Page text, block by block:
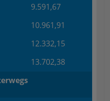
9.591,67
10.961,91
12.332,15
13.702,38